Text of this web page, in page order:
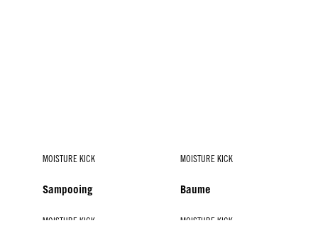
MOISTURE KICK
Sampooing
MOISTURE KICK
Baume
MOISTURE KICK MOISTURE KICK